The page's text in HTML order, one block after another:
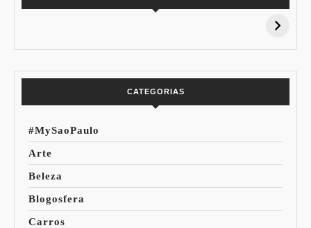
15% de
Pessoal: Os
CATEGORIAS
#MySaoPaulo
Arte
Beleza
Blogosfera
Carros